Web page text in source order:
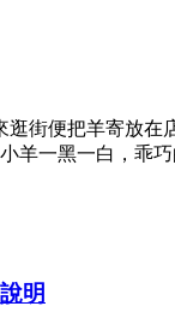
街便把羊寄放在
羊一黑一白，乖
明